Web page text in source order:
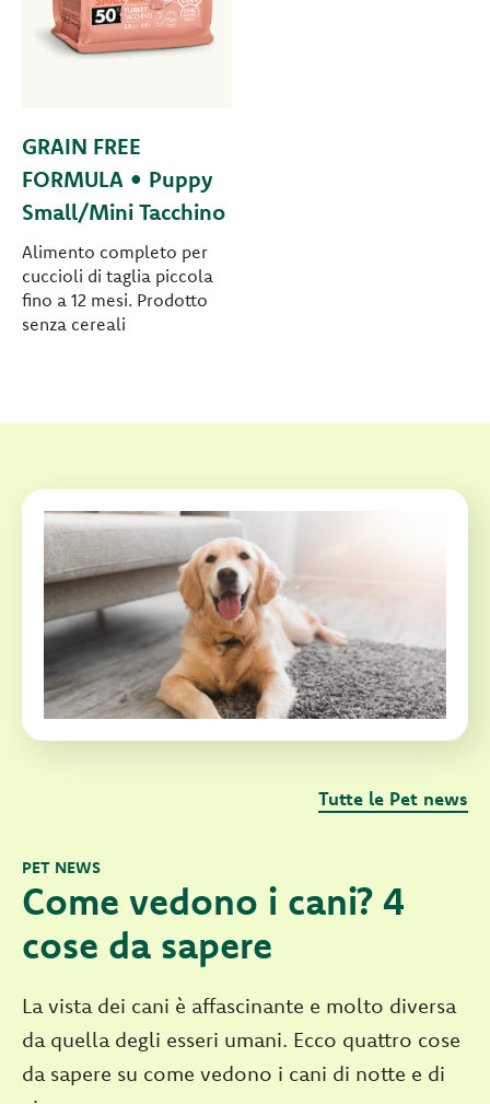
GRAIN FREE
FORMULA • Puppy
Small/Mini Tacchino
Alimento completo per
cuccioli di taglia piccola
fino a 12 mesi. Prodotto
senza cereali
PET NEWS
Come vedono i cani? 4
cose da sapere
La vista dei cani è affascinante e molto diversa
da quella degli esseri umani. Ecco quattro cose
da sapere su come vedono i cani di notte e di
Tutte le Pet news